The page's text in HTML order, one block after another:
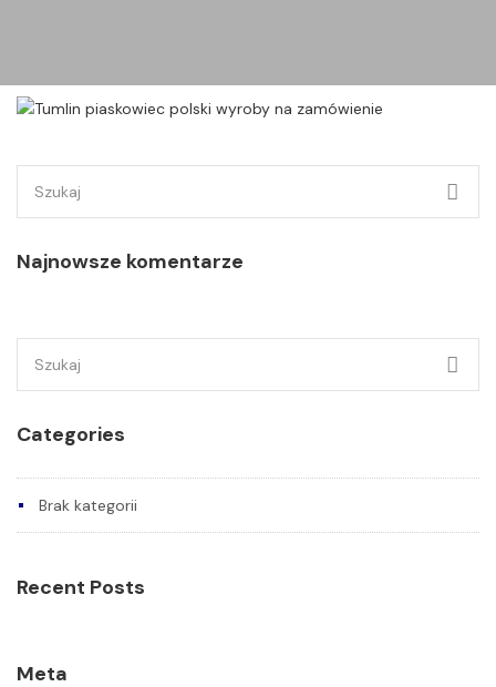
Najnowsze komentarze
Categories
Brak kategorii
Recent Posts
Meta